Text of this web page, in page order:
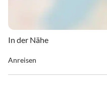
In der Nähe
Anreisen